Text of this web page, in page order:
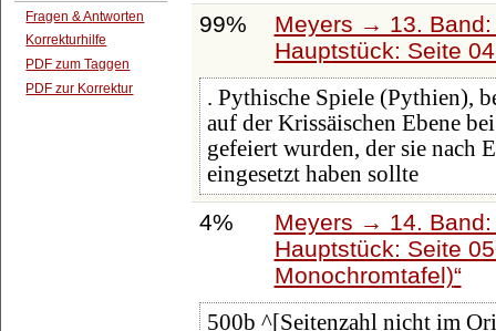
Fragen & Antworten
Korrekturhilfe
PDF zum Taggen
PDF zur Korrektur
99%
Meyers → 13.
Hauptstück: Seite
. Pythische Spiele (Pythien),
auf der Krissäischen Ebene
gefeiert wurden, der sie nach
eingesetzt haben sollte
4%
Meyers → 14.
Hauptstück: Seite
Monochromtafel)
500b ^[Seitenzahl nicht im